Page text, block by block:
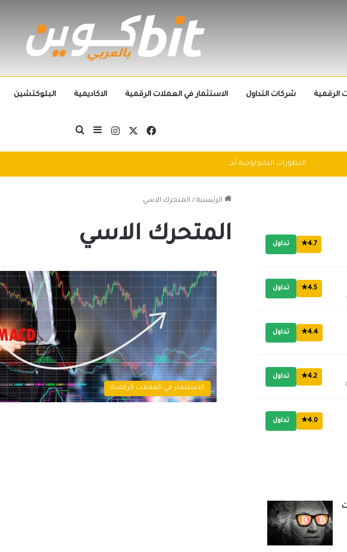
الرقمية شركات التداول الاستثمار في العملات الرقمية الاكاديمية البلوكتشين
فيسبوكانستقرامإضافة عمود جانبي
بحث عن
الرئيسية / المتحرك الاسي
المتحرك الاسي
الاستثمار في العملات الرقمية
4.7★ تداول
الصفقات
4.5★ تداول
4.4★ تداول
4.2★ تداول
4.0★ تداول